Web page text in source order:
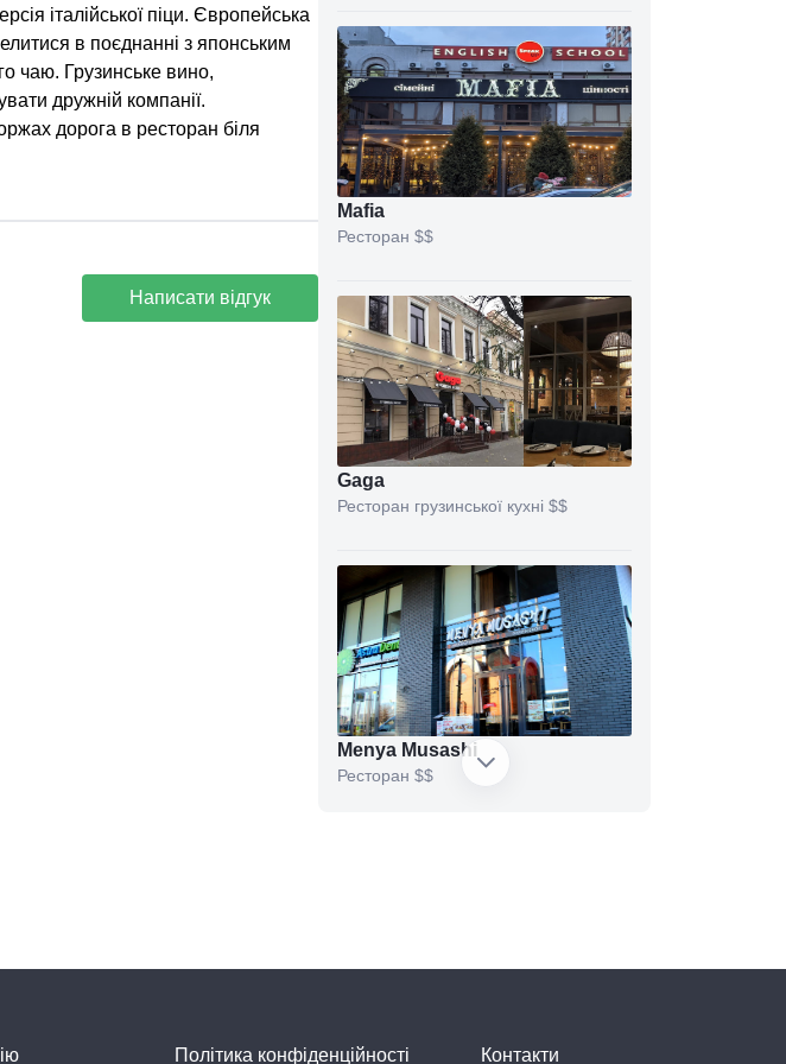
італійської піци. Європейська
в поєднанні з японським
чаю. Грузинське вино,
дружній компанії.
дорога в ресторан біля
Написати відгук
Mafia
Ресторан $$
Gaga
Ресторан грузинської кухні $$
Menya Musashi
Ресторан $$
Ресторан швидкого харчування
Політика конфіденційності Контакти